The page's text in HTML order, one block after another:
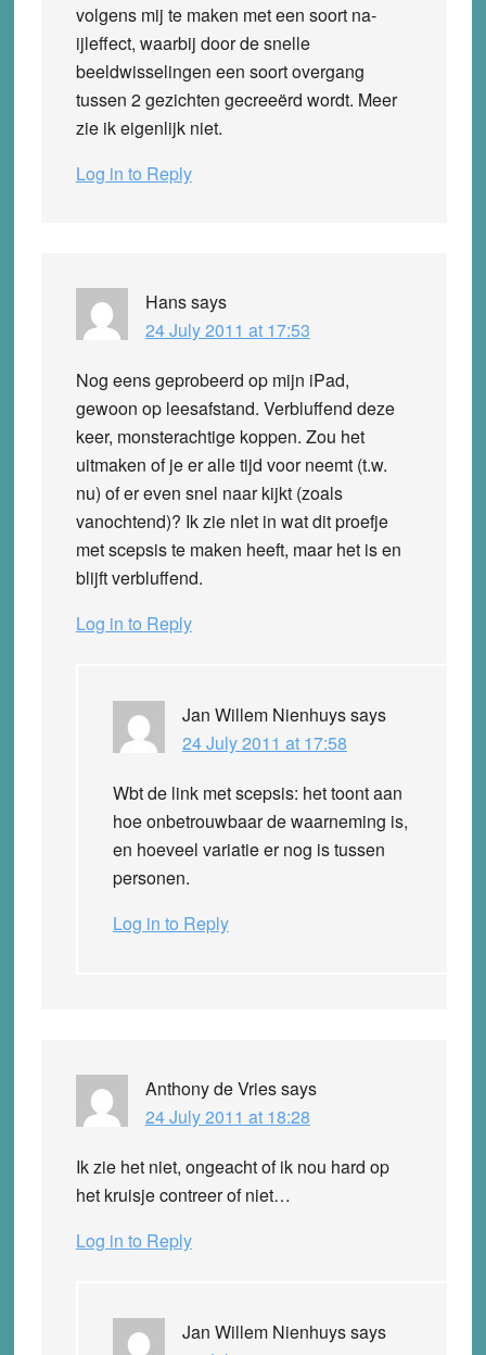
volgens mij te maken met een soort na-
ijleffect, waarbij door de snelle
beeldwisselingen een soort overgang
tussen 2 gezichten gecreeërd wordt. Meer
zie ik eigenlijk niet.
Log in to Reply
Hanssays
24 July 2011 at 17:53
Nog eens geprobeerd op mijn iPad,
gewoon op leesafstand. Verbluffend deze
keer, monsterachtige koppen. Zou het
uitmaken of je er alle tijd voor neemt (t.w.
nu) of er even snel naar kijkt (zoals
vanochtend)? Ik zie nIet in wat dit proefje
met scepsis te maken heeft, maar het is en
blijft verbluffend.
Log in to Reply
Jan Willem Nienhuyssays
24 July 2011 at 17:58
Wbt de link met scepsis: het toont aan
hoe onbetrouwbaar de waarneming is,
en hoeveel variatie er nog is tussen
personen.
Log in to Reply
Anthony de Vriessays
24 July 2011 at 18:28
Ik zie het niet, ongeacht of ik nou hard op
het kruisje contreer of niet…
Log in to Reply
Jan Willem Nienhuyssays